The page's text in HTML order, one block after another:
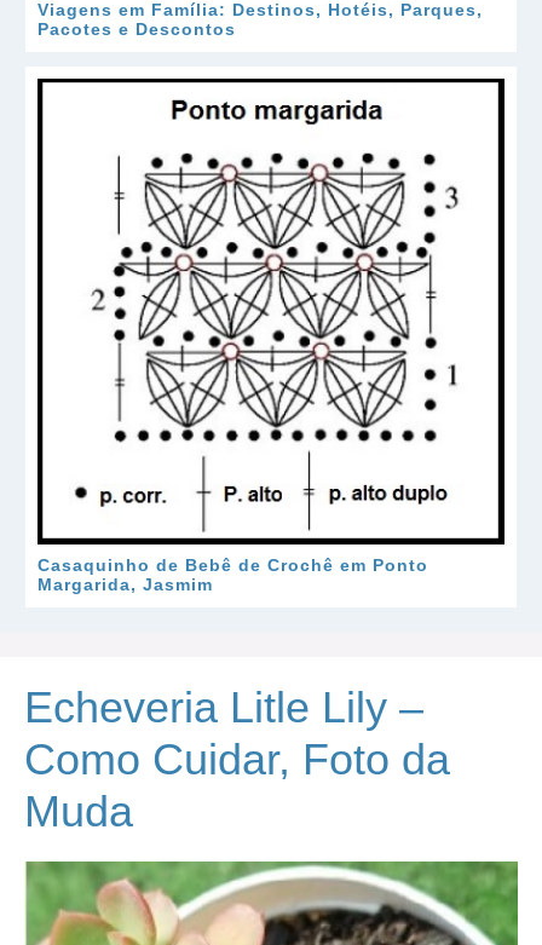
Viagens em Família: Destinos, Hotéis, Parques,
Pacotes e Descontos
Casaquinho de Bebê de Crochê em Ponto
Margarida, Jasmim
Echeveria Litle Lily –
Como Cuidar, Foto da
Muda